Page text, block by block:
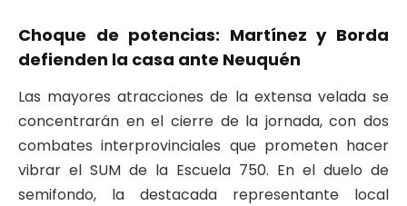
Choque de potencias: Martínez y Borda
defienden la casa ante Neuquén
Las mayores atracciones de la extensa velada se
concentrarán en el cierre de la jornada, con dos
combates interprovinciales que prometen hacer
vibrar el SUM de la Escuela 750. En el duelo de
semifondo, la destacada representante local